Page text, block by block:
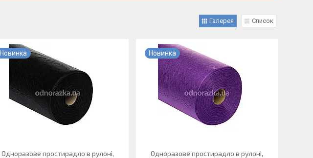
Галерея Список
Новинка
Одноразове простирадло в рулоні,
Новинка
Одноразове простирадло в рулоні,